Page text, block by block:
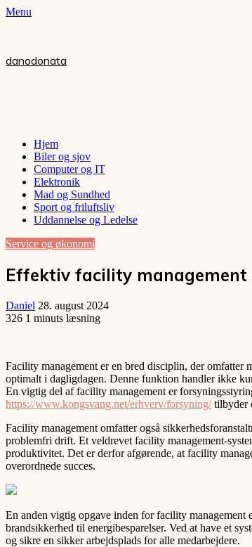
Menu
danodonata
Hjem
Biler og sjov
Computer og IT
Elektronik
Mad og Sundhed
Sport og friluftsliv
Uddannelse og Ledelse
Service og økonomi
Effektiv facility
Daniel 28. august 2024
326 1 minuts læsning
Facility management er en bred disciplin, der omfatter
optimalt i dagligdagen. Denne funktion handler ikke
En vigtig del af facility management er
https://www.kongsvang.net/erhverv/forsyning/tilbyder
Facility management omfatter også
problemfri drift. Et veldrevet facility management-
produktivitet. Det er derfor afgørende, at facility
overordnede succes.
En anden vigtig opgave inden for facility
brandsikkerhed til energibesparelser. Ved at have et
og sikre en sikker arbejdsplads for alle medarbejdere.